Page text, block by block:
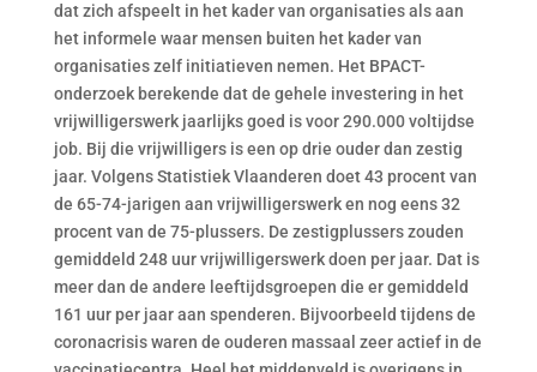
dat zich afspeelt in het kader van organisaties als aan
het informele waar mensen buiten het kader van
organisaties zelf initiatieven nemen. Het BPACT-
onderzoek berekende dat de gehele investering in het
vrijwilligerswerk jaarlijks goed is voor 290.000 voltijdse
job. Bij die vrijwilligers is een op drie ouder dan zestig
jaar. Volgens Statistiek Vlaanderen doet 43 procent van
de 65-74-jarigen aan vrijwilligerswerk en nog eens 32
procent van de 75-plussers. De zestigplussers zouden
gemiddeld 248 uur vrijwilligerswerk doen per jaar. Dat is
meer dan de andere leeftijdsgroepen die er gemiddeld
161 uur per jaar aan spenderen. Bijvoorbeeld tijdens de
coronacrisis waren de ouderen massaal zeer actief in de